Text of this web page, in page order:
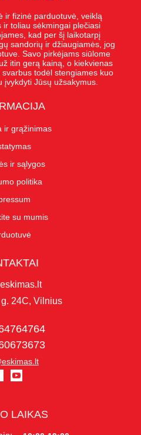
ir fizinė parduotuvė, veiklą
toliau sėkmingai plečiasi
kad per šį laikotarpį
sandorių ir džiaugiamės, jog
Savo pirkėjams siūlome
itin gerą kainą, o kiekvienas
todėl stengiames kuo
įvykdyti Jūsų užsakymus.
ir grąžinimas
ir sąlygos
politika
su mumis
24C, Vilnius
LAIKAS